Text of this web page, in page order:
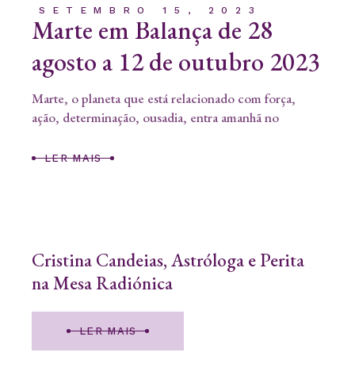
SETEMBRO 15, 2023
Marte em Balança de 28
agosto a 12 de outubro 2023
Marte, o planeta que está relacionado com força,
ação, determinação, ousadia, entra amanhã no
LER MAIS
Cristina Candeias, Astróloga e Perita
na Mesa Radiónica
LER MAIS